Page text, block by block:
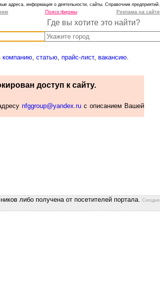
адреса, информация о деятельности, сайты. Справочник предприятий.
Поиск фирмы Реклама на сайте
Где вы хотите это найти?
компанию, статью, прайс-лист, вакансию.
доступ к сайту.
nfggroup@yandex.ruс описанием Вашей
либо получена от посетителей портала. Сегодня